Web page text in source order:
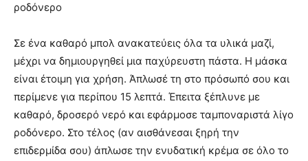
ροδόνερο
Σε ένα καθαρό μπολ ανακατεύεις όλα τα υλικά μαζί,
μέχρι να δημιουργηθεί μια παχύρευστη πάστα. Η μάσκα
είναι έτοιμη για χρήση. Άπλωσέ τη στο πρόσωπό σου και
περίμενε για περίπου 15 λεπτά. Έπειτα ξέπλυνε με
καθαρό, δροσερό νερό και εφάρμοσε ταμποναριστά λίγο
ροδόνερο. Στο τέλος (αν αισθάνεσαι ξηρή την
επιδερμίδα σου) άπλωσε την ενυδατική κρέμα σε όλο το